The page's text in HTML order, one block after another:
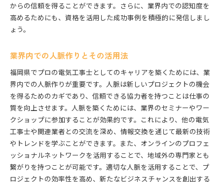
からの信頼を得ることができます。さらに、業界内での認知度を
高めるためにも、資格を活用した成功事例を積極的に発信しまし
ょう。
業界内での人脈作りとその活用法
福岡県でプロの電気工事士としてのキャリアを築くためには、業
界内での人脈作りが重要です。人脈は新しいプロジェクトの機会
を得るためのカギであり、信頼できる協力者を持つことは仕事の
質を向上させます。人脈を築くためには、業界のセミナーやワー
クショップに参加することが効果的です。これにより、他の電気
工事士や関連業者との交流を深め、情報交換を通じて最新の技術
やトレンドを学ぶことができます。また、オンラインのプロフェ
ッショナルネットワークを活用することで、地域外の専門家とも
繋がりを持つことが可能です。適切な人脈を活用することで、プ
ロジェクトの効率性を高め、新たなビジネスチャンスを創出する